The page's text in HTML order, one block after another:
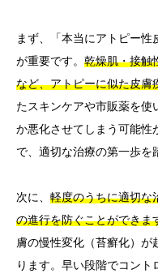
まず、「本当にアトピー性
が重要です。 乾燥肌・接触
など、アトピーに似た皮膚
たスキンケアや市販薬を使
か悪化させてしまう可能性
で、適切な治療の第一歩を
次に、 軽度のうちに適切な
の進行を防ぐことができま
膚の慢性変化（苔癬化）
ります。早い段階でコン